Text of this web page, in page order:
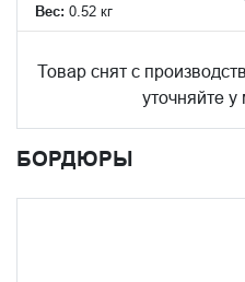
Вес: 0.52 кг
Товар снят с
уточняйте
БОРДЮРЫ